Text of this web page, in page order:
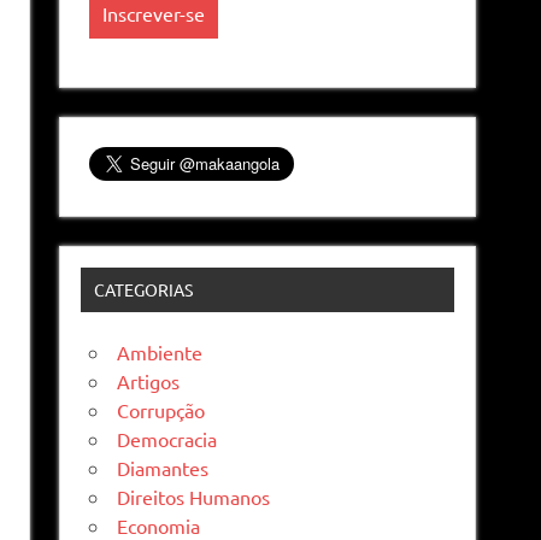
CATEGORIAS
Ambiente
Artigos
Corrupção
Democracia
Diamantes
Direitos Humanos
Economia